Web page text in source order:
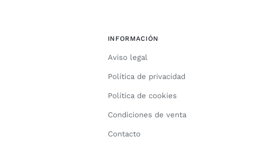
INFORMACIÓN
Aviso legal
Política de privacidad
Política de cookies
Condiciones de venta
Contacto